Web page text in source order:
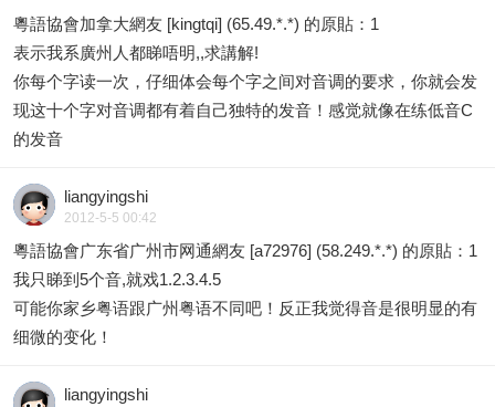
粵語協會加拿大網友 [kingtqi] (65.49.*.*) 的原貼： 1
表示我系廣州人都睇唔明,,求講解!
你每个字读一次，仔细体会每个字之间对音调的要求，你就会发
现这十个字对音调都有着自己独特的发音！感觉就像在练低音C
的发音
liangyingshi
2012-5-5 00:42
粵語協會广东省广州市网通網友 [a72976] (58.249.*.*) 的原貼： 1
我只睇到5个音,就戏1.2.3.4.5
可能你家乡粤语跟广州粤语不同吧！反正我觉得音是很明显的有
细微的变化！
liangyingshi